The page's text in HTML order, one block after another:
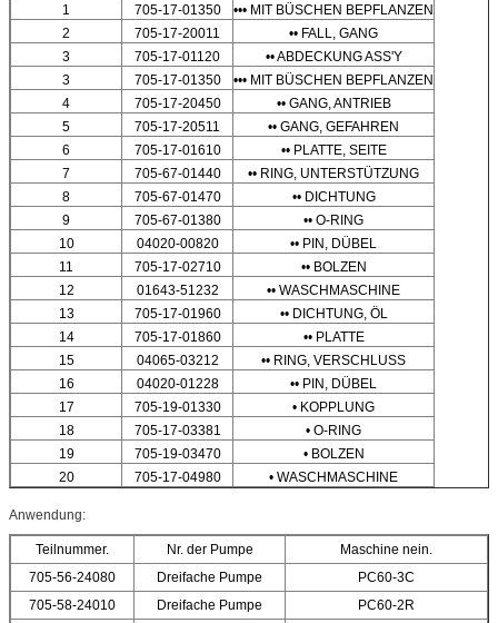
1
705-17-01350
••• MIT BÜSCHEN BEPFLANZEN
2
705-17-20011
•• FALL, GANG
3
705-17-01120
•• ABDECKUNG ASS'Y
3
705-17-01350
••• MIT BÜSCHEN BEPFLANZEN
4
705-17-20450
•• GANG, ANTRIEB
5
705-17-20511
•• GANG, GEFAHREN
6
705-17-01610
•• PLATTE, SEITE
7
705-67-01440
•• RING, UNTERSTÜTZUNG
8
705-67-01470
•• DICHTUNG
9
705-67-01380
•• O-RING
10
04020-00820
•• PIN, DÜBEL
11
705-17-02710
•• BOLZEN
12
01643-51232
•• WASCHMASCHINE
13
705-17-01960
•• DICHTUNG, ÖL
14
705-17-01860
•• PLATTE
15
04065-03212
•• RING, VERSCHLUSS
16
04020-01228
•• PIN, DÜBEL
17
705-19-01330
• KOPPLUNG
18
705-17-03381
• O-RING
19
705-19-03470
• BOLZEN
20
705-17-04980 • WASCHMASCHINE
Anwendung:
Teilnummer. Nr. der Pumpe
Maschine nein.
705-56-24080
Dreifache Pumpe
PC60-3C
705-58-24010
Dreifache Pumpe
PC60-2R